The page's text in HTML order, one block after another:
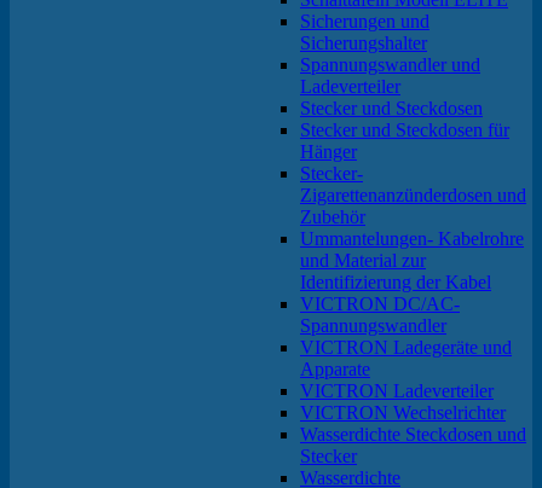
Sicherungen und
Sicherungshalter
Spannungswandler und
Ladeverteiler
Stecker und Steckdosen
Stecker und Steckdosen für
Hänger
Stecker-
Zigarettenanzünderdosen und
Zubehör
Ummantelungen- Kabelrohre
und Material zur
Identifizierung der Kabel
VICTRON DC/AC-
Spannungswandler
VICTRON Ladegeräte und
Apparate
VICTRON Ladeverteiler
VICTRON Wechselrichter
Wasserdichte Steckdosen und
Stecker
Wasserdichte